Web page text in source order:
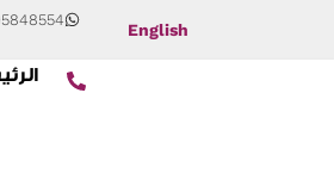
English